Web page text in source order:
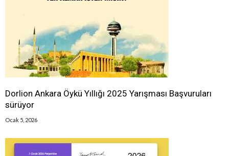
Dorlion Ankara Öykü Yıllığı 2025 Yarışması Başvuruları
sürüyor
Ocak 5, 2026